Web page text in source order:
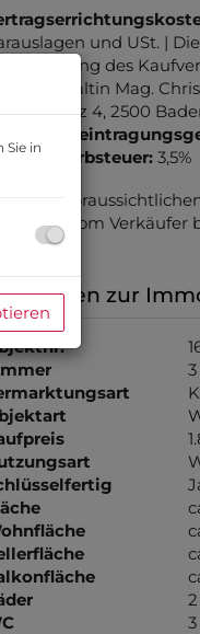
und USt. |
des
Mag.
4, 2500
3,5%
der
noch vom
zur
3
2
3
Sie in